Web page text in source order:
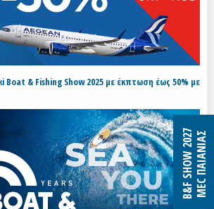
Boat & Fishing Show 2025 με έκπτωση έως 50% με
B&F SHOW 2027MEC ΠΑΙΑΝΙΑΣ